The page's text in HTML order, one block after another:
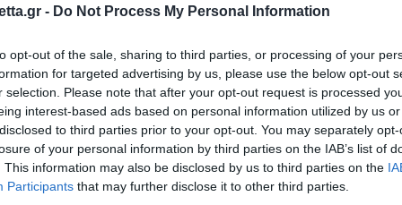
- Do Not Process My Personal Information
opt-out of the sale, sharing to third parties, or processing of your
for targeted advertising by us, please use the below opt-out
selection. Please note that after your opt-out request is processed
interest-based ads based on personal information utilized by us
to third parties prior to your opt-out. You may separately
of your personal information by third parties on the IAB’s list of
This information may also be disclosed by us to third parties on the
Participants that may further disclose it to other third parties.
στα αποτελέσματα αναζήτησης.
στην Google